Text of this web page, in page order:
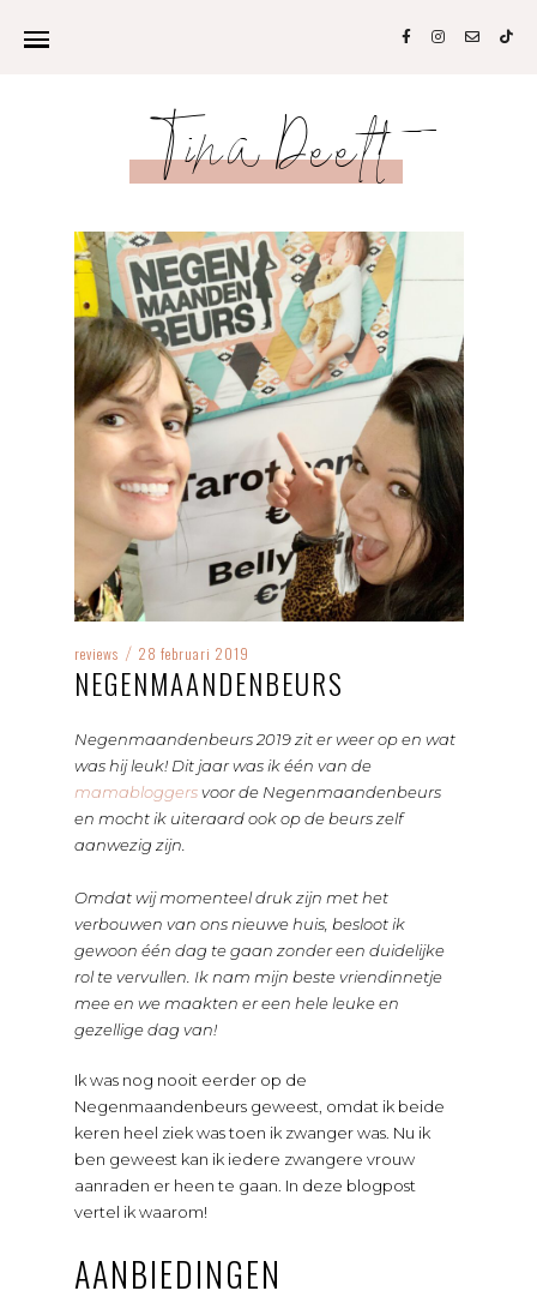
Tina Deelt
reviews / 28 februari 2019
NEGENMAANDENBEURS
Negenmaandenbeurs 2019 zit er weer op en wat
was hij leuk! Dit jaar was ik één van de
mamabloggersvoor de Negenmaandenbeurs
en mocht ik uiteraard ook op de beurs zelf
aanwezig zijn.
Omdat wij momenteel druk zijn met het
verbouwen van ons nieuwe huis, besloot ik
gewoon één dag te gaan zonder een duidelijke
rol te vervullen. Ik nam mijn beste vriendinnetje
mee en we maakten er een hele leuke en
gezellige dag van!
Ik was nog nooit eerder op de
Negenmaandenbeurs geweest, omdat ik beide
keren heel ziek was toen ik zwanger was. Nu ik
ben geweest kan ik iedere zwangere vrouw
aanraden er heen te gaan. In deze blogpost
vertel ik waarom!
AANBIEDINGEN